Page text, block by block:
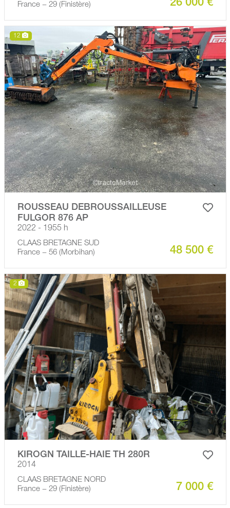
France − 29 (Finistère)
26 000 €
12
ROUSSEAU DEBROUSSAILLEUSE
FULGOR 876 AP
2022 - 1955 h
CLAAS BRETAGNE SUD
France − 56 (Morbihan)
48 500 €
2
KIROGN TAILLE-HAIE TH 280R
2014
CLAAS BRETAGNE NORD
France − 29 (Finistère)
7 000 €